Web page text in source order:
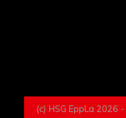
(c) HSG EppLa 2026 -